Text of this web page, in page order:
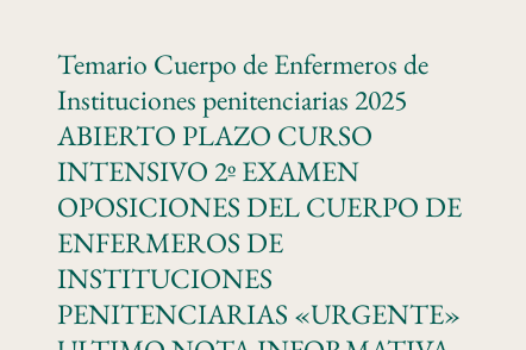
Temario Cuerpo de Enfermeros de
Instituciones penitenciarias 2025
ABIERTO PLAZO CURSO
INTENSIVO 2º EXAMEN
OPOSICIONES DEL CUERPO DE
ENFERMEROS DE
INSTITUCIONES
PENITENCIARIAS «URGENTE»